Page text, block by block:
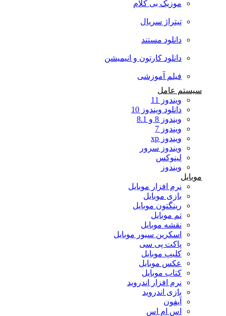
موزیک بی کلام
تیتراژ سریال
دانلود مستند
دانلود کارتون و انیمیشن
فیلم آموزشی
سیستم عامل
ویندوز 11
دانلود ویندوز 10
ویندوز 8 و 8.1
ویندوز 7
ویندوز xp
ویندوز سرور
لینوکس
ویندوز
موبایل
نرم افزار موبایل
بازی موبایل
رینگتون موبایل
تم موبایل
نقشه موبایل
اسکرین سیور موبایل
پاکت پی سی
کلیپ موبایل
عکس موبایل
کتاب موبایل
نرم افزار اندروید
بازی اندروید
آیفون
اس ام اس